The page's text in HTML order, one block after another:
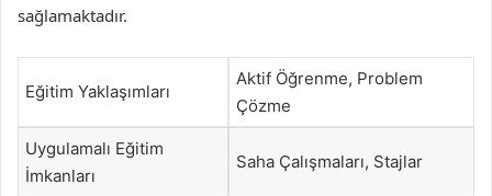
sağlamaktadır.
Eğitim Yaklaşımları
Aktif Öğrenme, Problem
Çözme
Uygulamalı Eğitim
İmkanları
Saha Çalışmaları, Stajlar